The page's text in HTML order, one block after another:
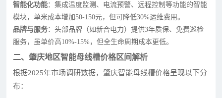
智能化功能：集成温度监测、电流预警、远程控制等功能的智能
模块，单米成本增加50-150元，但可降低30%运维费用。
品牌与服务：头部品牌（如新合电力）提供3年质保、免费巡检
服务，虽单价高10%-15%，但全生命周期成本更低。
二、肇庆地区智能母线槽价格区间解析
根据2025年市场调研数据，肇庆智能母线槽价格呈现以下分
布：